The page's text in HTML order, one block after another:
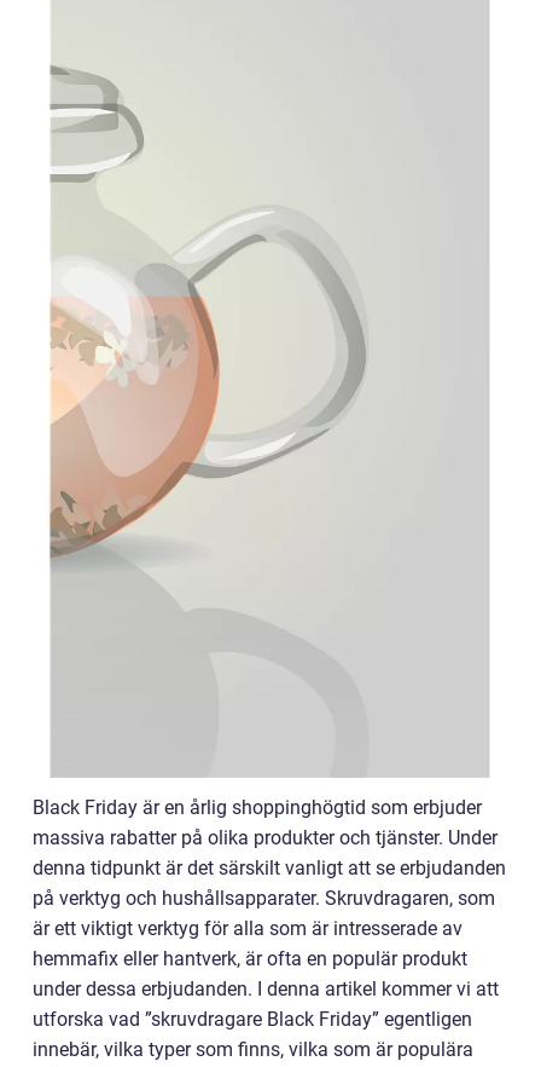
Black Friday är en årlig shoppinghögtid som erbjuder
massiva rabatter på olika produkter och tjänster. Under
denna tidpunkt är det särskilt vanligt att se erbjudanden
på verktyg och hushållsapparater. Skruvdragaren, som
är ett viktigt verktyg för alla som är intresserade av
hemmafix eller hantverk, är ofta en populär produkt
under dessa erbjudanden. I denna artikel kommer vi att
utforska vad ”skruvdragare Black Friday” egentligen
innebär, vilka typer som finns, vilka som är populära